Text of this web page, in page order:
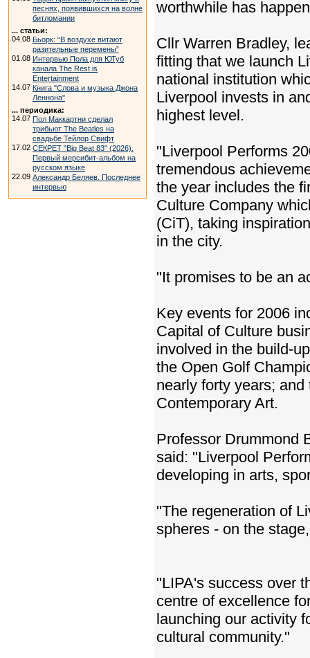
песнях, появившихся на волне
битломании
... статьи:
04.08 Бьорк: “В воздухе витают
разительные перемены”
01.08 Интервью Пола для ЮТуб
канала The Rest is
Entertainment
14.07 Книга "Слова и музыка Джона
Леннона"
... периодика:
14.07 Пол Маккартни сделал
трибьют The Beatles на
свадьбе Тейлор Свифт
17.02 СЕКРЕТ "Big Beat 83" (2026).
Первый мерсибит-альбом на
русском языке
22.09 Александр Беляев. Последнее
интервью
worthwhile has
Cllr Warren Bradley,
fitting that we launch
national institution
Liverpool invests in
highest level.
"Liverpool Performs
tremendous
the year includes the
Culture Company
(CiT), taking
in the city.
"It promises to be an
Key events for 2006
Capital of Culture
involved in the build-
the Open Golf
nearly forty years;
Contemporary Art.
Professor Drummond
said: "Liverpool
developing in arts,
"The regeneration of
spheres - on the
"LIPA's success over
centre of excellence
launching our activity
cultural community."